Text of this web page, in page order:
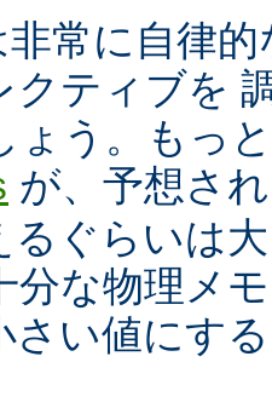
非常に自律
クティブを
ょう。もっ
が、予想さ
るぐらいは
分な物理メ
さい値にす